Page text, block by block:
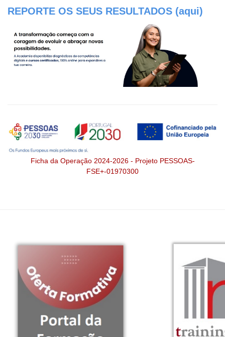
REPORTE OS SEUS RESULTADOS (aqui)
Ficha da Operação 2024-2026 - Projeto PESSOAS-
FSE+-01970300